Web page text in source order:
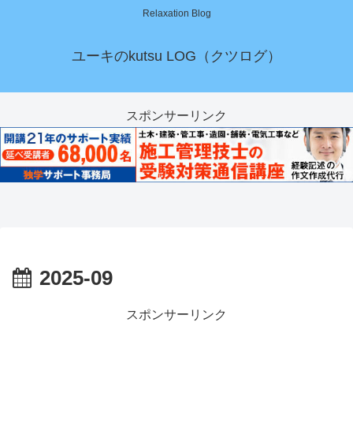
Relaxation Blog
ユーキのkutsu LOG（クツログ）
スポンサーリンク
2025-09
スポンサーリンク